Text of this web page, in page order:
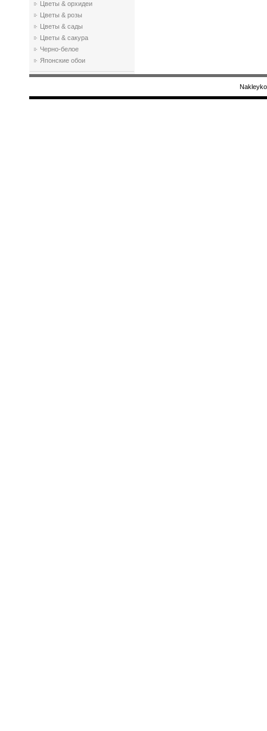
Цветы & орхидеи
Цветы & розы
Цветы & сады
Цветы & сакура
Черно-белое
Японские обои